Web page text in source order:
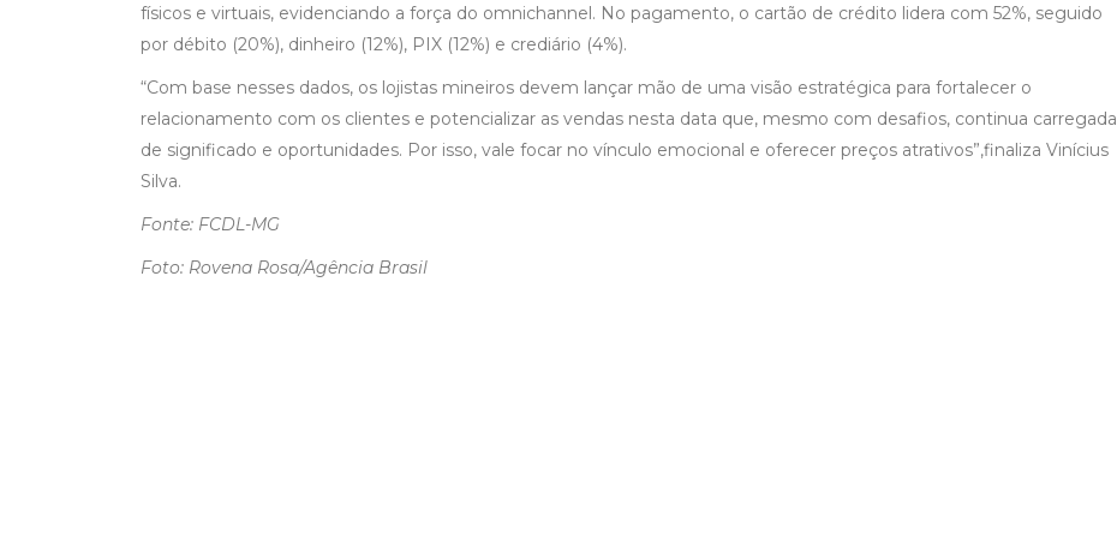
físicos e virtuais, evidenciando a força do omnichannel. No pagamento, o cartão de crédito lidera com 52%, seguido
por débito (20%), dinheiro (12%), PIX (12%) e crediário (4%).
“Com base nesses dados, os lojistas mineiros devem lançar mão de uma visão estratégica para fortalecer o
relacionamento com os clientes e potencializar as vendas nesta data que, mesmo com desafios, continua carregada
de significado e oportunidades. Por isso, vale focar no vínculo emocional e oferecer preços atrativos”,finaliza Vinícius
Silva.
Fonte: FCDL-MG
Foto: Rovena Rosa/Agência Brasil